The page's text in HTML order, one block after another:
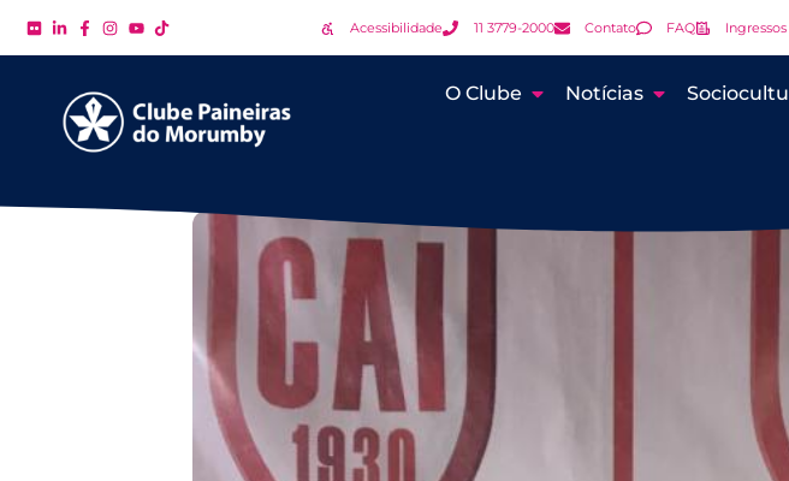
Acessibilidade 11 3779-2000 Contato FAQ
O Clube Notícias